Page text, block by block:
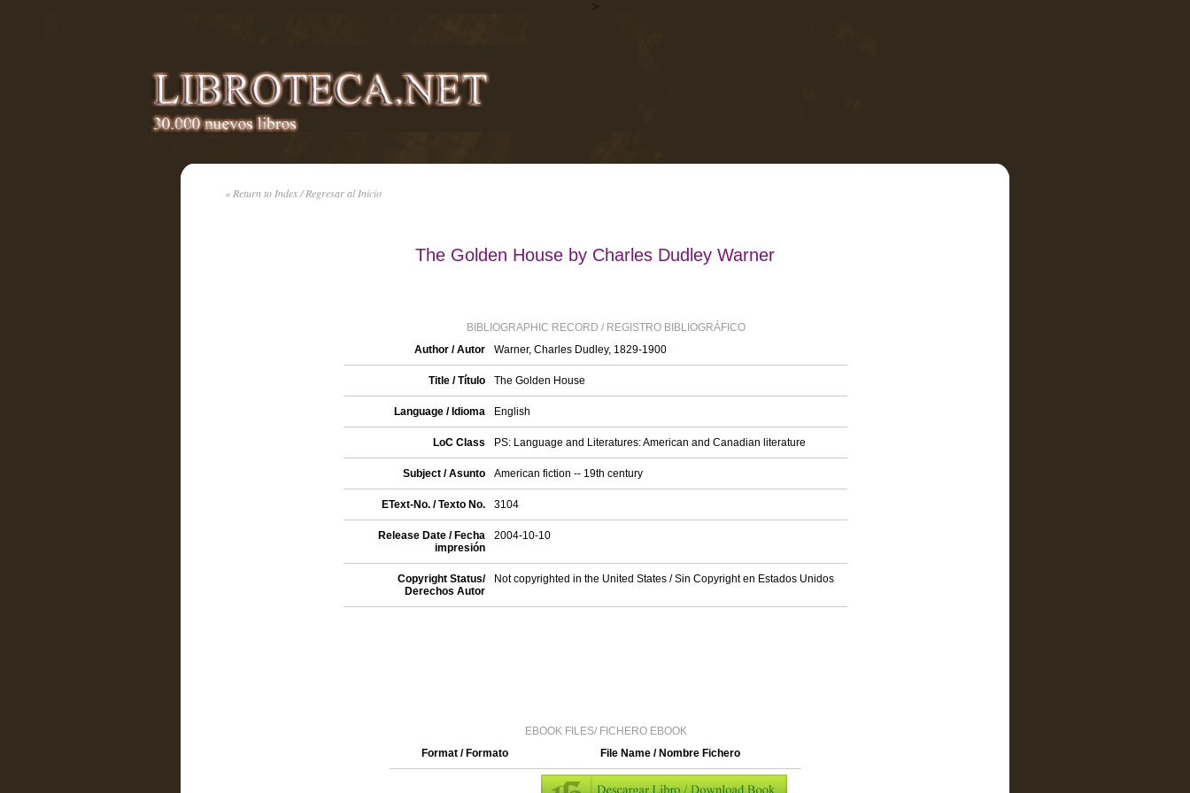
>
« Return to Index / Regresar al Inicio
The Golden House by Charles Dudley Warner
BIBLIOGRAPHIC RECORD / REGISTRO BIBLIOGRÁFICO
Author / Autor
Warner, Charles Dudley, 1829-1900
Title / Título The Golden House
Language / Idioma English
LoC Class PS: Language and Literatures: American and Canadian literature
Subject / Asunto American fiction -- 19th century
EText-No. / Texto No. 3104
Release Date / Fecha
impresión
2004-10-10
Copyright Status/
Derechos Autor
Not copyrighted in the United States / Sin Copyright en Estados Unidos
EBOOK FILES/ FICHERO EBOOK
Format / Formato
File Name / Nombre Fichero